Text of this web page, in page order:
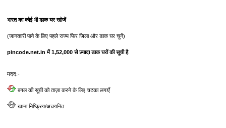
भारत का कोई भी डाक घर खोजें
(जानकारी पाने के लिए पहले राज्य फिर जिला और डाक घर चुनें)
pincode.net.in में 1,52,000 से ज़्यादा डाक घरों की सूची है
मदद:-
बगल की सूची को ताज़ा करने के लिए चटका लगाएँ
खाना निष्क्रिय/अचयनित